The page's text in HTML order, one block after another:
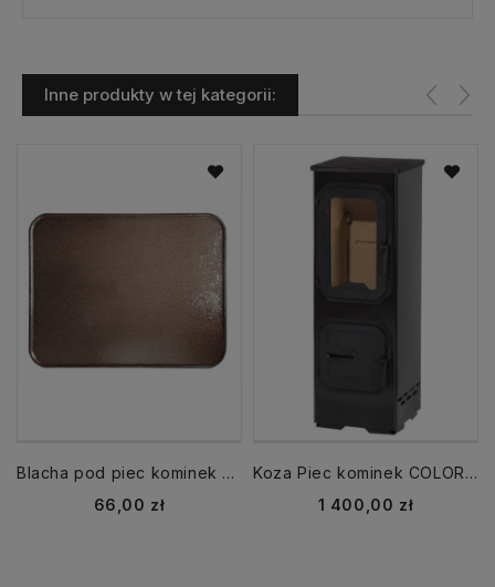
Inne produkty w tej kategorii:
Blacha pod piec kominek 50x80 cm Antyczna miedź
Cena
66,00 zł
Koza Piec kominek COLORADO 5 kW z szybą
Cena
1 400,00 zł